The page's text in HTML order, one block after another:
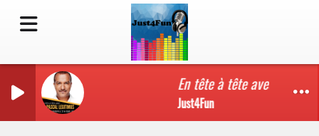
En tête à tête avec Pascal
Just4Fun